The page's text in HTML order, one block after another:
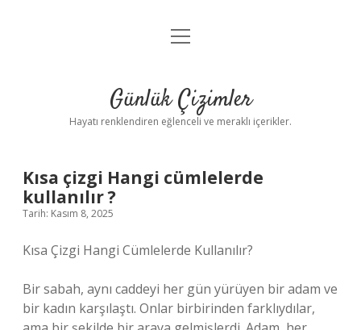
Anasayfa
Yasal Uyarı
menüyü
Günlük Çizimler
Hayatı renklendiren eğlenceli ve meraklı içerikler.
Kısa çizgi Hangi cümlelerde
kullanılır ?
Tarih: Kasım 8, 2025
Kısa Çizgi Hangi Cümlelerde Kullanılır?
Bir sabah, aynı caddeyi her gün yürüyen bir adam ve
bir kadın karşılaştı. Onlar birbirinden farklıydılar,